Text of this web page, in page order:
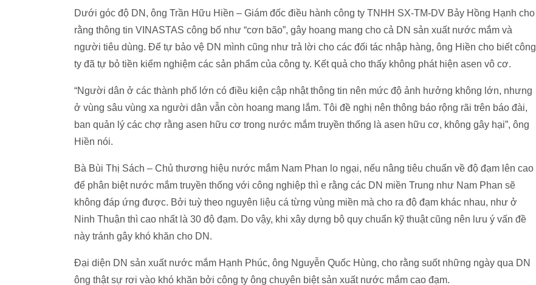
Dưới góc độ DN, ông Trần Hữu Hiền – Giám đốc điều hành công ty TNHH SX-TM-DV Bảy Hồng Hạnh cho
rằng thông tin VINASTAS công bố như “cơn bão”, gây hoang mang cho cả DN sản xuất nước mắm và
người tiêu dùng. Để tự bảo vệ DN mình cũng như trả lời cho các đối tác nhập hàng, ông Hiền cho biết công
ty đã tự bỏ tiền kiểm nghiệm các sản phẩm của công ty. Kết quả cho thấy không phát hiện asen vô cơ.
“Người dân ở các thành phố lớn có điều kiện cập nhật thông tin nên mức độ ảnh hưởng không lớn, nhưng
ở vùng sâu vùng xa người dân vẫn còn hoang mang lắm. Tôi đề nghị nên thông báo rộng rãi trên báo đài,
ban quản lý các chợ rằng asen hữu cơ trong nước mắm truyền thống là asen hữu cơ, không gây hại”, ông
Hiền nói.
Bà Bùi Thị Sách – Chủ thương hiệu nước mắm Nam Phan lo ngại, nếu nâng tiêu chuẩn về độ đạm lên cao
để phân biệt nước mắm truyền thống với công nghiệp thì e rằng các DN miền Trung như Nam Phan sẽ
không đáp ứng được. Bởi tuỳ theo nguyên liệu cá từng vùng miền mà cho ra độ đạm khác nhau, như ở
Ninh Thuận thì cao nhất là 30 độ đạm. Do vậy, khi xây dựng bộ quy chuẩn kỹ thuật cũng nên lưu ý vấn đề
này tránh gây khó khăn cho DN.
Đại diện DN sản xuất nước mắm Hạnh Phúc, ông Nguyễn Quốc Hùng, cho rằng suốt những ngày qua DN
ông thật sự rơi vào khó khăn bởi công ty ông chuyên biệt sản xuất nước mắm cao đạm.